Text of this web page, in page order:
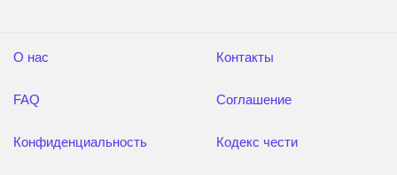
О нас
FAQ
Конфиденциальность
Контакты
Соглашение
Кодекс чести